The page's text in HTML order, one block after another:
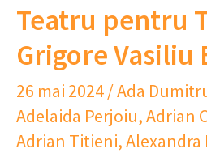
Teatru pentru
Grigore Vasiliu
26 mai 2024/Ada
Adelaida Perjoiu,Adrian
Adrian Titieni,Alexandra